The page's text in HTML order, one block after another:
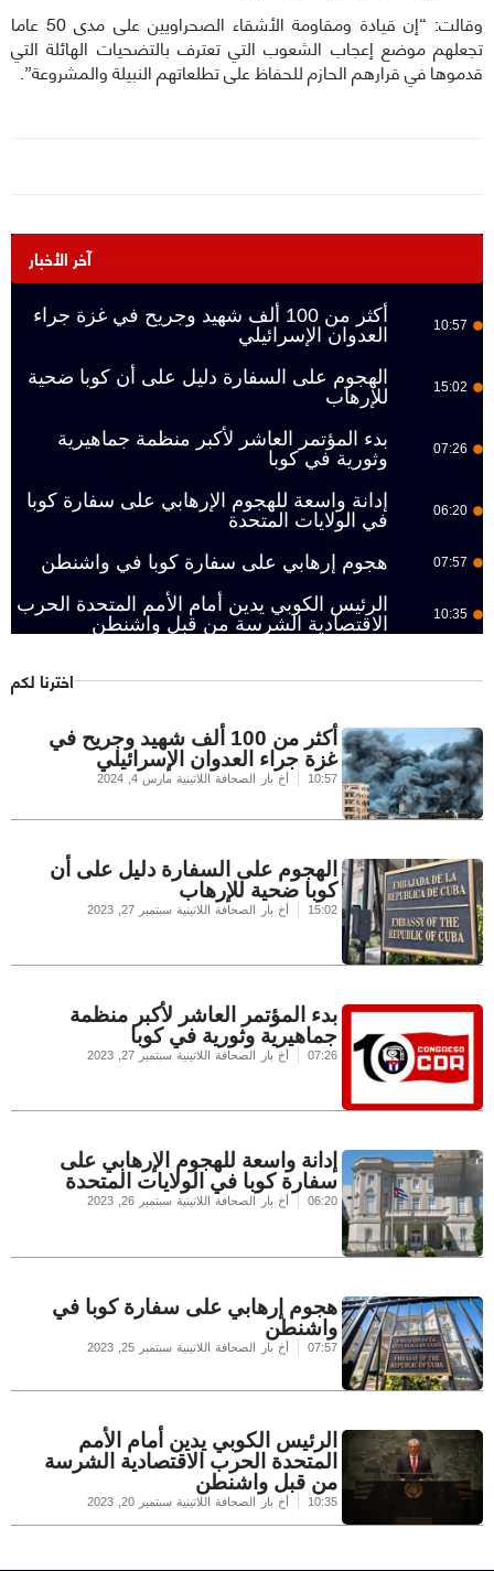
وقالت: “إن قيادة ومقاومة الأشقاء الصحراويين على مدى 50 عاما
تجعلهم موضع إعجاب الشعوب التي تعترف بالتضحيات الهائلة التي
قدموها في قرارهم الحازم للحفاظ على تطلعاتهم النبيلة والمشروعة”.
آخر الأخبار
10:57
أكثر من 100 ألف شهيد وجريح في غزة جراء
العدوان الإسرائيلي
15:02
الهجوم على السفارة دليل على أن كوبا ضحية
للإرهاب
07:26
بدء المؤتمر العاشر لأكبر منظمة جماهيرية
وثورية في كوبا
06:20
إدانة واسعة للهجوم الإرهابي على سفارة كوبا
في الولايات المتحدة
07:57 هجوم إرهابي على سفارة كوبا في واشنطن
10:35
الرئيس الكوبي يدين أمام الأمم المتحدة الحرب
الاقتصادية الشرسة من قبل واشنطن
اخترنا لكم
أكثر من 100 ألف شهيد وجريح في
غزة جراء العدوان الإسرائيلي
10:57 أخ بار الصحافة اللاتينية مارس 4, 2024
الهجوم على السفارة دليل على أن
كوبا ضحية للإرهاب
15:02 أخ بار الصحافة اللاتينية سبتمبر 27, 2023
بدء المؤتمر العاشر لأكبر منظمة
جماهيرية وثورية في كوبا
07:26 أخ بار الصحافة اللاتينية سبتمبر 27, 2023
إدانة واسعة للهجوم الإرهابي على
سفارة كوبا في الولايات المتحدة
06:20 أخ بار الصحافة اللاتينية سبتمبر 26, 2023
هجوم إرهابي على سفارة كوبا في
واشنطن
07:57 أخ بار الصحافة اللاتينية سبتمبر 25, 2023
الرئيس الكوبي يدين أمام الأمم
المتحدة الحرب الاقتصادية الشرسة
من قبل واشنطن
10:35 أخ بار الصحافة اللاتينية سبتمبر 20, 2023